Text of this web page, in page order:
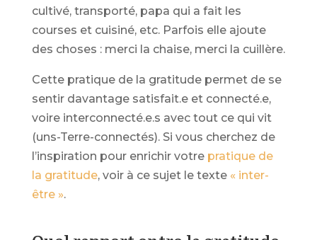
cultivé, transporté, papa qui a fait les
courses et cuisiné, etc. Parfois elle ajoute
des choses : merci la chaise, merci la cuillère.
Cette pratique de la gratitude permet de se
sentir davantage satisfait.e et connecté.e,
voire interconnecté.e.s avec tout ce qui vit
(uns-Terre-connectés). Si vous cherchez de
l’inspiration pour enrichir votre pratique de
la gratitude, voir à ce sujet le texte « inter-
être ».